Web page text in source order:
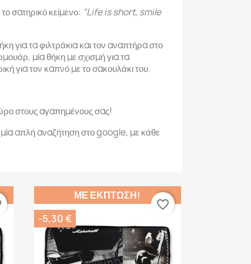
σατηρικό κείμενο: "Life is short, smile
για τα φιλτράκια και τον αναπτήρα στο
μία θήκη με σχισμή για τα
για τον καπνό με το σακουλάκι του.
στους αγαπημένους σας!
απλή αναζήτηση στο google, με κάθε
ΜΕ ΈΚΠΤΩΣΗ!
-5,30 €
favorite_border